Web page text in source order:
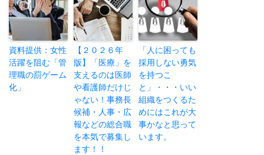
資料提供：女性
活躍を阻む「管
理職の罰ゲーム
化」
【２０２６年
版】「医療」を
支えるのは医師
や看護師だけじ
ゃない！事務長
候補・人事・広
報などの総合職
を本気で募集し
ます！！
「人に困っても
採用しない勇気
を持つこ
と」・・・いい
組織をつくるた
めにはこれが大
事かなと思って
います。